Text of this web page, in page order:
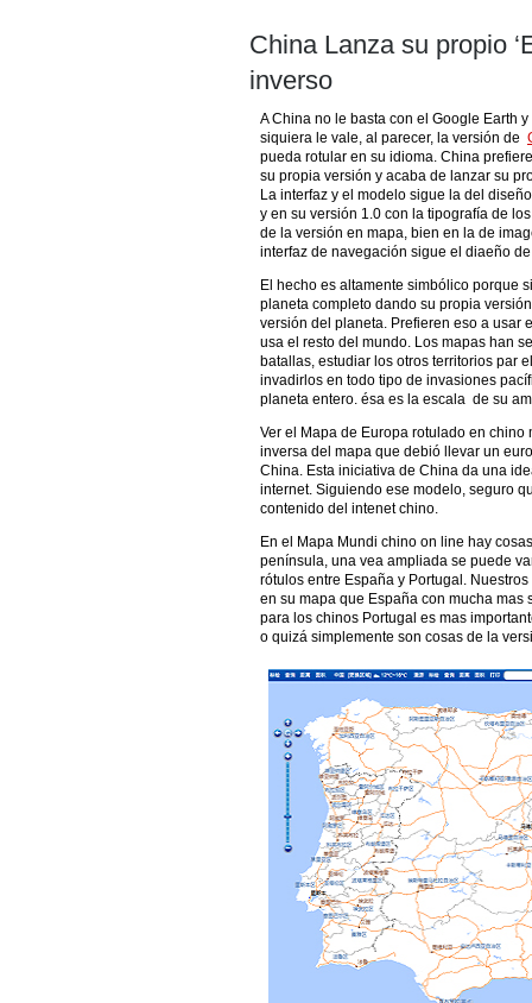
China Lanza su propio
inverso
A China no le basta con el Google Earth
siquiera le vale, al parecer, la versión de
pueda rotular en su idioma. China
su propia versión y acaba de lanzar su
La interfaz y el modelo sigue la del
y en su versión 1.0 con la tipografía de
de la versión en mapa, bien en la de
interfaz de navegación sigue el diaeño
El hecho es altamente simbólico porque
planeta completo dando su propia
versión del planeta. Prefieren eso a usar
usa el resto del mundo. Los mapas han
batallas, estudiar los otros territorios par
invadirlos en todo tipo de invasiones
planeta entero. ésa es la escala de su
Ver el Mapa de Europa rotulado en
inversa del mapa que debió llevar un
China. Esta iniciativa de China da una
internet. Siguiendo ese modelo, seguro
contenido del intenet chino.
En el Mapa Mundi chino on line hay
península, una vea ampliada se puede
rótulos entre España y Portugal.
en su mapa que España con mucha
para los chinos Portugal es mas
o quizá simplemente son cosas de la